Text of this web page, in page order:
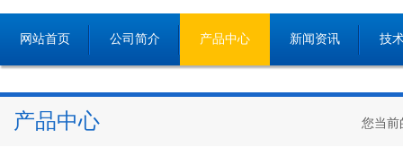
网站首页 公司简介 产品中心 新闻资讯 技
产品中心 您当前